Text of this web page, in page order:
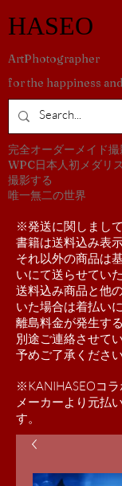
​HASEO
​ArtPhotographer
for the happiness
完全オーダーメイド
WPC日本人初メダリ
撮影する
​唯一無二の世界
​※発送に関しまして
書籍は送料込み表
それ以外の商品は
いにて送らせてい
送料込み商品と他
いた場合は着払い
離島料金が発生す
別途ご連絡させて
予めご了承ください
※KANIHASEOコ
メーカーより元払
す。